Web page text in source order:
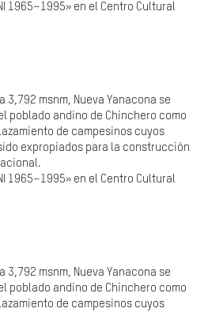
1965–1995» en el Centro Cultural
3,792 msnm, Nueva Yanacona se
poblado andino de Chinchero como
de campesinos cuyos
expropiados para la construcción
1965–1995» en el Centro Cultural
3,792 msnm, Nueva Yanacona se
poblado andino de Chinchero como
de campesinos cuyos